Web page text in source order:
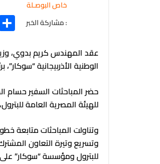
خاص البوصـلة
: مشاركة الخبر
عقد المهندس كريم بدوي،
الوطنية الأذربيجانية
حضر المباحثات السفير حسام
للهيئة المصرية العامة
وتناولت المباحثات متابعة
وتسريع وتيرة التعاون
للبترول ومؤسسة “سوكار” على